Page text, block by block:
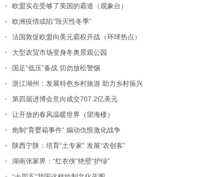
欧盟实在受够了美国的霸道（观象台）
欧洲疫情或陷“毁灭性冬季”
法国敦促欧盟向美元霸权开战（环球热点）
大型农贸市场变身冬奥景观公园
国足“低压”备战 切勿放松警惕
浙江湖州：发展特色乡村旅游 助力乡村振兴
第四届进博会意向成交707.2亿美元
让开放的春风温暖世界（望海楼）
炮制“育婴箱事件” 煽动仇恨激化战争
陕西宁陕：培育“土专家” 发展“农创客”
湖南张家界：“红衣侠”绝壁“护绿”